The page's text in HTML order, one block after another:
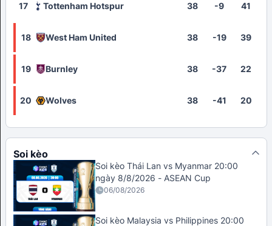
17 Tottenham Hotspur 38 -9 41
18 West Ham United 38 -19 39
19 Burnley 38 -37 22
20 Wolves 38 -41 20
Soi kèo
Soi kèo Thái Lan vs Myanmar 20:00
ngày 8/8/2026 - ASEAN Cup
06/08/2026
Soi kèo Malaysia vs Philippines 20:00